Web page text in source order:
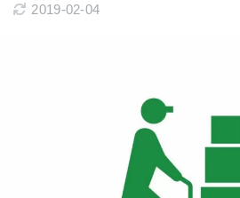
2019-02-04